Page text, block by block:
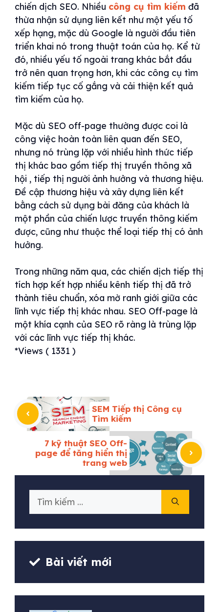
chiến dịch SEO. Nhiều công cụ tìm kiếm đã
thừa nhận sử dụng liên kết như một yếu tố
xếp hạng, mặc dù Google là người đầu tiên
triển khai nó trong thuật toán của họ. Kể từ
đó, nhiều yếu tố ngoài trang khác bắt đầu
trở nên quan trọng hơn, khi các công cụ tìm
kiếm tiếp tục cố gắng và cải thiện kết quả
tìm kiếm của họ.
Mặc dù SEO off-page thường được coi là
công việc hoàn toàn liên quan đến SEO,
nhưng nó trùng lặp với nhiều hình thức tiếp
thị khác bao gồm tiếp thị truyền thông xã
hội , tiếp thị người ảnh hưởng và thương hiệu.
Đề cập thương hiệu và xây dựng liên kết
bằng cách sử dụng bài đăng của khách là
một phần của chiến lược truyền thông kiếm
được, cũng như thuộc thể loại tiếp thị có ảnh
hưởng.
Trong những năm qua, các chiến dịch tiếp thị
tích hợp kết hợp nhiều kênh tiếp thị đã trở
thành tiêu chuẩn, xóa mờ ranh giới giữa các
lĩnh vực tiếp thị khác nhau. SEO Off-page là
một khía cạnh của SEO rõ ràng là trùng lặp
với các lĩnh vực tiếp thị khác.
*Views ( 1331 )
SEM Tiếp thị Công cụ
Tìm kiếm
7 kỹ thuật SEO Off-
page để tăng hiển thị
trang web
Tìm
Bài viết mới